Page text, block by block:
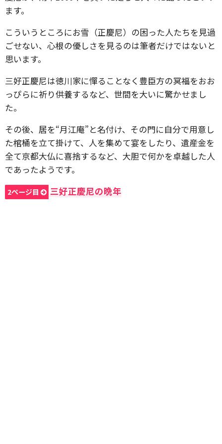
ます。
こういうところにお雪（正慶尼）の困った人たちを見過
ごせない、心根の優しさを見るのは筆者だけではないと
思います。
三好正慶尼は徳川家に憚ることなく豊臣方の冥福をおお
っぴらに祈り供養するなど、世間を大いに驚かせまし
た。
その後、居を“月江庵”と名付け、その門に自分で用意し
た棺桶を立て掛けて、人を集めて宴をしたり、遺産金を
全て京都大仏に喜捨するなど、大胆で何かを卓越した人
であったようです。
2ページ目 三好正慶尼の晩年